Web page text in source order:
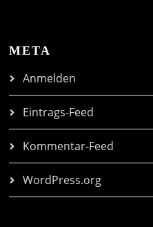
META
Anmelden
Eintrags-Feed
Kommentar-Feed
WordPress.org